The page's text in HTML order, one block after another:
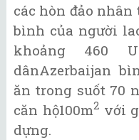
các hòn đảo
bình của người
khoảng 460
dânAzerbaijan
ăn trong suốt 70
căn hộ100m2với
dựng.